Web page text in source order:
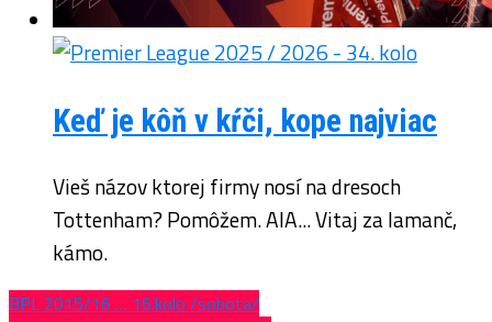
Keď je kôň v kŕči, kope najviac
Vieš názov ktorej firmy nosí na dresoch
Tottenham? Pomôžem. AIA... Vitaj za lamanč,
kámo.
BPL 2015/16 … 16.kolo /sobota/